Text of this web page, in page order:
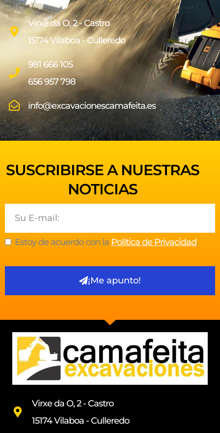
Virxe da O, 2 - Castro
15174 Vilaboa - Culleredo
981 666 105
656 957 798
info@excavacionescamafeita.es
SUSCRIBIRSE A NUESTRAS
NOTICIAS
Estoy de acuerdo con la Política de Privacidad.
¡Me apunto!
Virxe da O, 2 - Castro
15174 Vilaboa - Culleredo